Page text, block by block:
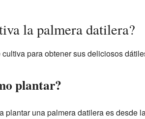
la palmera datilera?
para obtener sus deliciosos
plantar?
plantar una palmera datilera es desde